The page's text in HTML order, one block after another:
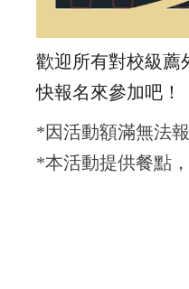
歡迎所有對校級薦
快報名來參加吧！
*因活動額滿無法
*本活動提供餐點